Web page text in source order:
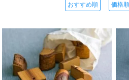
おすすめ順 価格順